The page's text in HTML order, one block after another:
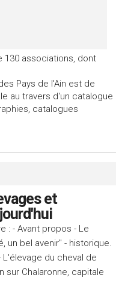
130 associations, dont
Pays de l'Ain est de
au travers d'un catalogue
catalogues
et
: - Avant propos - Le
un bel avenir" - historique.
du cheval de
sur Chalaronne, capitale